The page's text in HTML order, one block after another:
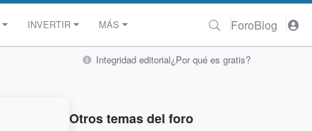
INVERTIR MÁS ForoBlog
Integridad editorial¿Por qué es gratis?
Otros temas del foro